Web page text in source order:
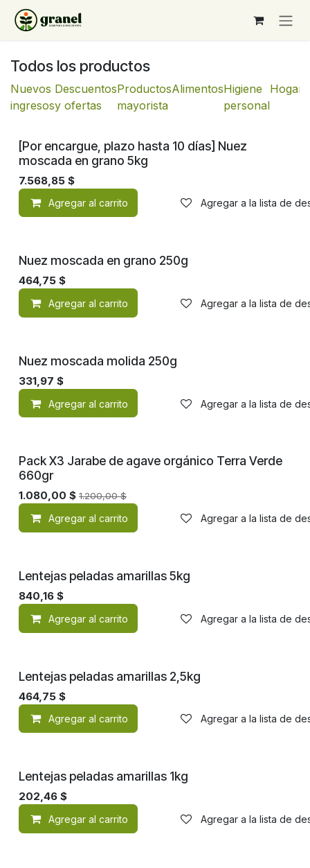
Ir al contenido
Todos los productos
Nuevos
ingresos
Descuentos
y ofertas
Productos
mayorista
AlimentosHigiene
personal
Hogar
[Por encargue, plazo hasta 10 días] Nuez
moscada en grano 5kg
7.568,85 $
Agregar al carrito Agregar a la lista de
Nuez moscada en grano 250g
464,75 $
Agregar al carrito Agregar a la lista de
Nuez moscada molida 250g
331,97 $
Agregar al carrito Agregar a la lista de
Pack X3 Jarabe de agave orgánico Terra Verde
660gr
1.080,00 $ 1.200,00$
Agregar al carrito Agregar a la lista de
¡Nuevo!
Lentejas peladas amarillas 5kg
840,16 $
Agregar al carrito Agregar a la lista de
¡Nuevo!
Lentejas peladas amarillas 2,5kg
464,75 $
Agregar al carrito Agregar a la lista de
¡Nuevo!
Lentejas peladas amarillas 1kg
202,46 $
Agregar al carrito Agregar a la lista de